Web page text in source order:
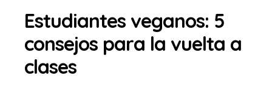
Estudiantes veganos: 5
consejos para la vuelta a
clases